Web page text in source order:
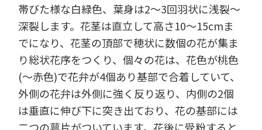
帯びた様な白緑色、葉身は2～3回羽状に浅裂～
深裂します。花茎は直立して高さ10～15cmま
でになり、花茎の頂部で穂状に数個の花が集ま
り総状花序をつくり、個々の花は、花色が桃色
(～赤色)で花弁が4個あり基部で合着していて、
外側の花弁は外側に強く反り返り、内側の2個
は垂直に伸び下に突き出ており、花の基部には
二つの萼片がついています。花後に受粉すると